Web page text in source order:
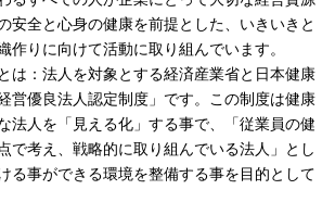
安全と心身の健康を前提とした、いきいきと
作りに向けて活動に取り組んでいます。
は：法人を対象とする経済産業省と日本健康
営優良法人認定制度」です。この制度は健康
法人を「見える化」する事で、「従業員の健
で考え、戦略的に取り組んでいる法人」とし
る事ができる環境を整備する事を目的として